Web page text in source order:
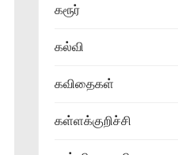
கரூர்
கல்வி
கவிதைகள்
கள்ளக்குறிச்சி